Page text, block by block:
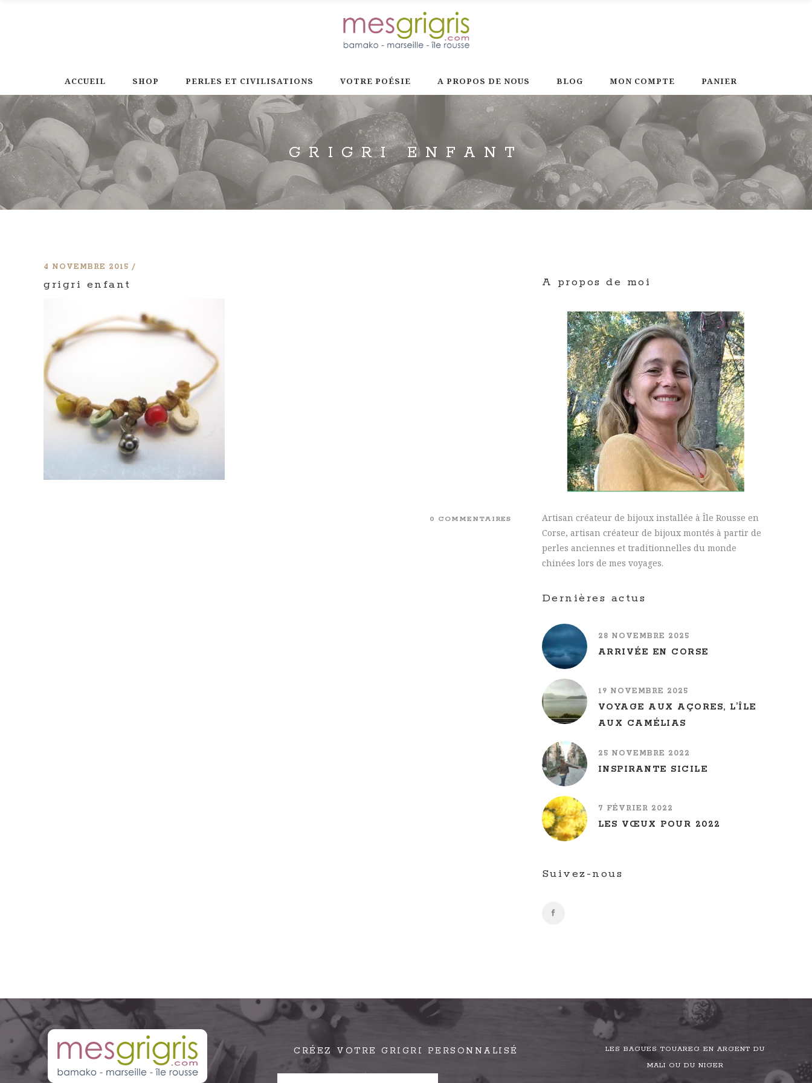
ACCUEIL SHOP PERLES ET CIVILISATIONS VOTRE POÉSIE A PROPOS DE NOUS BLOG MON COMPTE PANIER
GRIGRI ENFANT
4 NOVEMBRE 2015
grigri enfant
0 COMMENTAIRES
A propos de moi
Artisan créateur de bijoux installée à Île Rousse en
Corse, artisan créateur de bijoux montés à partir de
perles anciennes et traditionnelles du monde
chinées lors de mes voyages.
Dernières actus
28 NOVEMBRE 2025
ARRIVÉE EN CORSE
19 NOVEMBRE 2025
VOYAGE AUX AÇORES, L’ÎLE
AUX CAMÉLIAS
25 NOVEMBRE 2022
INSPIRANTE SICILE
7 FÉVRIER 2022
LES VŒUX POUR 2022
Suivez-nous
CRÉEZ VOTRE GRIGRI PERSONNALISÉ
LES BAGUES TOUAREG EN ARGENT DU
MALI OU DU NIGER